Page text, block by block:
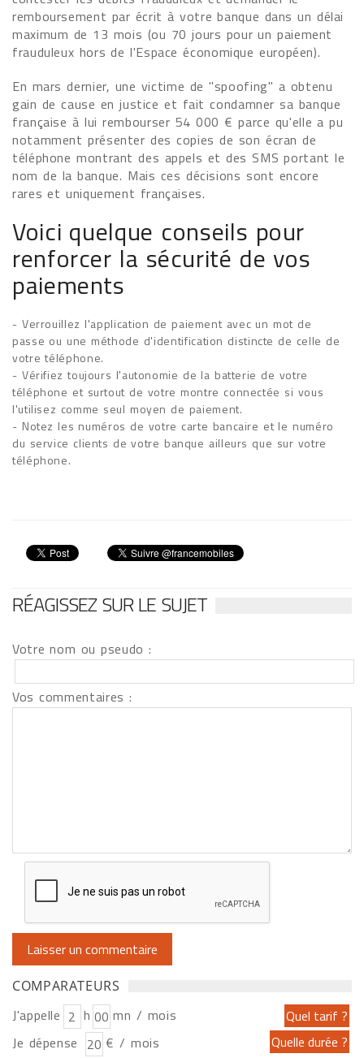
remboursement par écrit à votre banque dans un délai
maximum de 13 mois (ou 70 jours pour un paiement
frauduleux hors de l'Espace économique européen).
En mars dernier, une victime de "spoofing" a obtenu
gain de cause en justice et fait condamner sa banque
française à lui rembourser 54 000 € parce qu'elle a pu
notamment présenter des copies de son écran de
téléphone montrant des appels et des SMS portant le
nom de la banque. Mais ces décisions sont encore
rares et uniquement françaises.
Voici quelque conseils pour
renforcer la sécurité de vos
paiements
- Verrouillez l'application de paiement avec un mot de
passe ou une méthode d'identification distincte de celle de
votre téléphone.
- Vérifiez toujours l'autonomie de la batterie de votre
téléphone et surtout de votre montre connectée si vous
l'utilisez comme seul moyen de paiement.
- Notez les numéros de votre carte bancaire et le numéro
du service clients de votre banque ailleurs que sur votre
téléphone.
RÉAGISSEZ SUR LE SUJET
Votre nom ou pseudo :
Vos commentaires :
COMPARATEURS
J'appelle h
mn / mois
Je dépense
€ / mois